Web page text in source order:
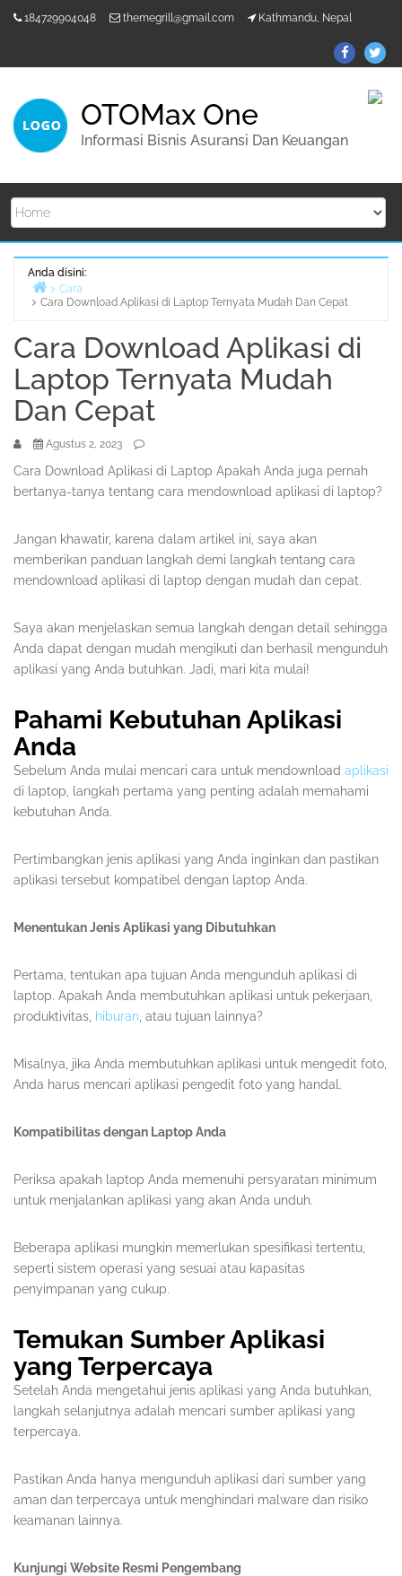
184729904048 themegrill@gmail.com Kathmandu, Nepal
OTOMax One
Informasi Bisnis Asuransi Dan Keuangan
Anda disini:
Beranda
Cara
Cara Download Aplikasi di Laptop Ternyata Mudah Dan Cepat
Cara Download Aplikasi di
Laptop Ternyata Mudah
Dan Cepat
Agustus 2, 2023
Cara Download Aplikasi di Laptop Apakah Anda juga pernah
bertanya-tanya tentang cara mendownload aplikasi di laptop?
Jangan khawatir, karena dalam artikel ini, saya akan
memberikan panduan langkah demi langkah tentang cara
mendownload aplikasi di laptop dengan mudah dan cepat.
Saya akan menjelaskan semua langkah dengan detail sehingga
Anda dapat dengan mudah mengikuti dan berhasil mengunduh
aplikasi yang Anda butuhkan. Jadi, mari kita mulai!
Pahami Kebutuhan Aplikasi
Anda
Sebelum Anda mulai mencari cara untuk mendownload aplikasi
di laptop, langkah pertama yang penting adalah memahami
kebutuhan Anda.
Pertimbangkan jenis aplikasi yang Anda inginkan dan pastikan
aplikasi tersebut kompatibel dengan laptop Anda.
Menentukan Jenis Aplikasi yang Dibutuhkan
Pertama, tentukan apa tujuan Anda mengunduh aplikasi di
laptop. Apakah Anda membutuhkan aplikasi untuk pekerjaan,
produktivitas, hiburan , atau tujuan lainnya?
Misalnya, jika Anda membutuhkan aplikasi untuk mengedit foto,
Anda harus mencari aplikasi pengedit foto yang handal.
Kompatibilitas dengan Laptop Anda
Periksa apakah laptop Anda memenuhi persyaratan minimum
untuk menjalankan aplikasi yang akan Anda unduh.
Beberapa aplikasi mungkin memerlukan spesifikasi tertentu,
seperti sistem operasi yang sesuai atau kapasitas
penyimpanan yang cukup.
Temukan Sumber Aplikasi
yang Terpercaya
Setelah Anda mengetahui jenis aplikasi yang Anda butuhkan,
langkah selanjutnya adalah mencari sumber aplikasi yang
terpercaya.
Pastikan Anda hanya mengunduh aplikasi dari sumber yang
aman dan terpercaya untuk menghindari malware dan risiko
keamanan lainnya.
Kunjungi Website Resmi Pengembang